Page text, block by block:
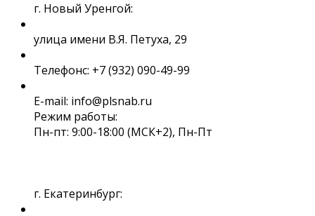
г. Новый Уренгой:
улица имени В.Я. Петуха, 29
Телефонс: +7 (932) 090-49-99
E-mail: info@plsnab.ru
Режим работы:
Пн-пт: 9:00-18:00 (МСК+2), Пн-Пт
г. Екатеринбург: